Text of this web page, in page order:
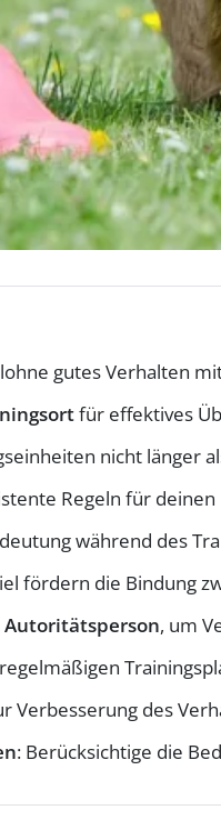
gutes Verhalten
für effektives
nicht länger
Regeln für
während des
fördern die Bindung
Autoritätsperson, um
Verbesserung des
: Berücksichtige die